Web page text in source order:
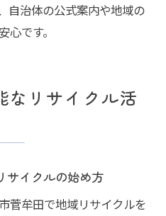
自治体の公式案内や地域の
です。
なリサイクル活
サイクルの始め方
菅牟田で地域リサイクルを